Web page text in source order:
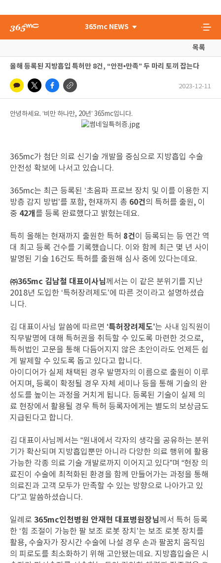
365mc NEWS
목록
올해 등록된 지방흡입 특허만 8건, “안전•만족” 두 마리 토끼 잡는다
2023-12-11
안녕하세요. ‘비만 하나만, 20년’ 365mc입니다.
365mc가 첨단 의료 신기술 개발을 중심으로 지방흡입 수술
안전성 확보에 나서고 있습니다.
365mc는 최근 등록된 ‘초음파 프로브 장치 및 이를 이용한 지
방층 감지 방법’를 포함, 현재까지 총 60건의 특허를 출원, 이
중 42개 를 등록 완료했다고 밝혔는데요.
특히 올해는 현재까지 출원한 특허 8건이 등록되는 등 연간 역
대 최고 등록 건수를 기록했습니다. 이와 함께 최근 몇 년 사이
발명된 기술 16건도 특허를 출원해 심사 중에 있다는데요.
㈜365mc 김남철 대표이사님께서는 이 같은 분위기를 지난
2018년 도입한 ‘특허장려제도’에 따른 것이라고 설명하셨습
니다.
김 대표이사님 말씀에 따르면 ‘특허장려제도’는 사내 임직원이
직무발명에 대해 특허권을 취득할 수 있도록 마련한 것으로,
특허법인 고문을 통해 다듬어지지 않은 초안이라도 언제든 쉽
게 발제할 수 있도록 돕고 있다고 합니다.
아이디어가 실제 채택된 경우 발명자의 이름으로 출원이 이루
어지며, 등록이 확정될 경우 자체 세미나 등을 통해 기술의 완
성도를 높이는 과정을 거치게 됩니다. 등록된 기술이 실제 의
료 현장에서 활용될 경우 특허 등록자에게는 별도의 보상금도
지급된다고 합니다.
김 대표이사님께서는 “원내에서 각자의 생각을 공유하는 분위
기가 확산되며 지방흡입뿐만 아니라 다양한 의료 행위에 활용
가능한 각종 의료 기술 개발로까지 이어지고 있다”며 “현장 의
료진이 수술에 최적화된 환경을 함께 만들어가는 과정을 통해
의료진과 고객 모두가 만족할 수 있는 방향으로 나아가고 있
다”고 말씀하셨습니다.
일례로 365mc인천병원 안재현 대표병원장님께서 특허 등록
한 ‘힘 조절이 가능한 팔 보조 로봇 장치’는 보조 로봇 장치를
활용, 수술자가 장시간 수술에 나설 경우 손과 팔꿈치 움직임
의 피로도를 최소화하기 위해 고안됐는데요. 지방흡입술은 시